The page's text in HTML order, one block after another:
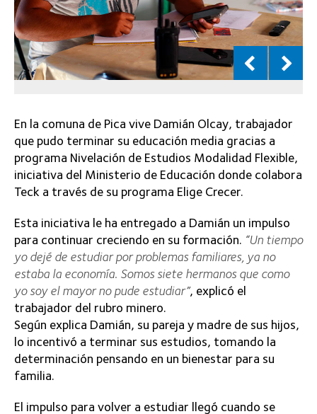
En la comuna de Pica vive Damián Olcay, trabajador
que pudo terminar su educación media gracias a
programa Nivelación de Estudios Modalidad Flexible,
iniciativa del Ministerio de Educación donde colabora
Teck a través de su programa Elige Crecer.
Esta iniciativa le ha entregado a Damián un impulso
para continuar creciendo en su formación. “Un tiempo
yo dejé de estudiar por problemas familiares, ya no
estaba la economía. Somos siete hermanos que como
yo soy el mayor no pude estudiar”, explicó el
trabajador del rubro minero.
Según explica Damián, su pareja y madre de sus hijos,
lo incentivó a terminar sus estudios, tomando la
determinación pensando en un bienestar para su
familia.
El impulso para volver a estudiar llegó cuando se